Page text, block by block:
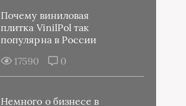
Почему виниловая
плитка VinilPol так
популярна в России
17590
0
Немного о бизнесе в